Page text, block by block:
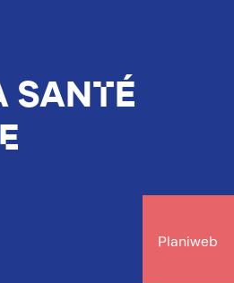
santé
Planiweb